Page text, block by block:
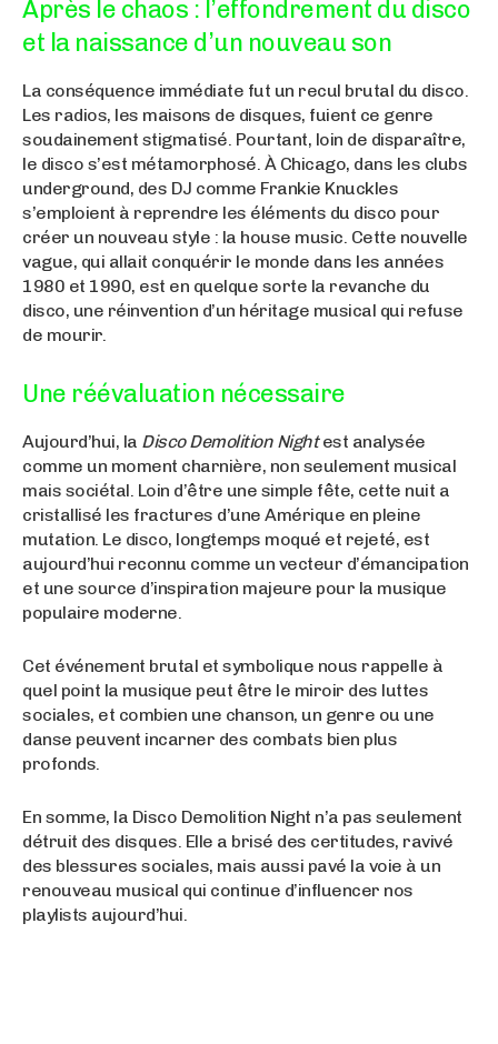
Après le chaos : l’effondrement du disco
et la naissance d’un nouveau son
La conséquence immédiate fut un recul brutal du disco.
Les radios, les maisons de disques, fuient ce genre
soudainement stigmatisé. Pourtant, loin de disparaître,
le disco s’est métamorphosé. À Chicago, dans les clubs
underground, des DJ comme Frankie Knuckles
s’emploient à reprendre les éléments du disco pour
créer un nouveau style : la house music. Cette nouvelle
vague, qui allait conquérir le monde dans les années
1980 et 1990, est en quelque sorte la revanche du
disco, une réinvention d’un héritage musical qui refuse
de mourir.
Une réévaluation nécessaire
Aujourd’hui, la Disco Demolition Nightest analysée
comme un moment charnière, non seulement musical
mais sociétal. Loin d’être une simple fête, cette nuit a
cristallisé les fractures d’une Amérique en pleine
mutation. Le disco, longtemps moqué et rejeté, est
aujourd’hui reconnu comme un vecteur d’émancipation
et une source d’inspiration majeure pour la musique
populaire moderne.
Cet événement brutal et symbolique nous rappelle à
quel point la musique peut être le miroir des luttes
sociales, et combien une chanson, un genre ou une
danse peuvent incarner des combats bien plus
profonds.
En somme, la Disco Demolition Night n’a pas seulement
détruit des disques. Elle a brisé des certitudes, ravivé
des blessures sociales, mais aussi pavé la voie à un
renouveau musical qui continue d’influencer nos
playlists aujourd’hui.